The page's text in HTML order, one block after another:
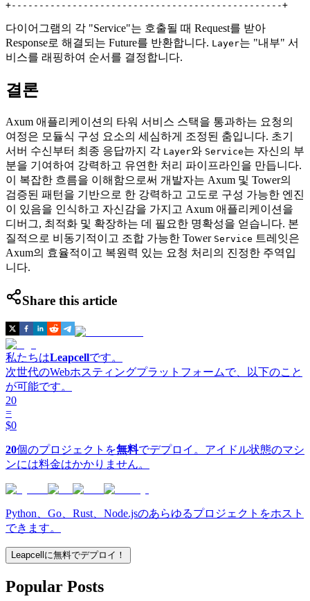
다이어그램의 각 "Service"는 호출될 때 Request를 받아
Response로 해결되는 Future를 반환합니다. Layer는 "내부" 서
비스를 래핑하여 순서를 결정합니다.
결론
Axum 애플리케이션의 타워 서비스 스택을 통과하는 요청의
여정은 모듈식 구성 요소의 세심하게 조정된 춤입니다. 초기
서버 수신부터 최종 응답까지 각 Layer와 Service는 자신의 부
분을 기여하여 강력하고 유연한 처리 파이프라인을 만듭니다.
이 복잡한 흐름을 이해함으로써 개발자는 Axum 및 Tower의
검증된 패턴을 기반으로 한 강력하고 고도로 구성 가능한 엔진
이 있음을 인식하고 자신감을 가지고 Axum 애플리케이션을
디버그, 최적화 및 확장하는 데 필요한 명확성을 얻습니다. 본
질적으로 비동기적이고 조합 가능한 Tower Service 트레잇은
Axum의 효율적이고 복원력 있는 요청 처리의 진정한 주역입
니다.
Share this article
私たちはLeapcellです。
次世代のWebホスティングプラットフォームで、以下のこと
が可能です。
20
=
$0
20個のプロジェクトを無料でデプロイ。アイドル状態のマシ
ンには料金はかかりません。
Python、Go、Rust、Node.jsのあらゆるプロジェクトをホスト
できます。
Leapcellに無料でデプロイ！
Popular Posts